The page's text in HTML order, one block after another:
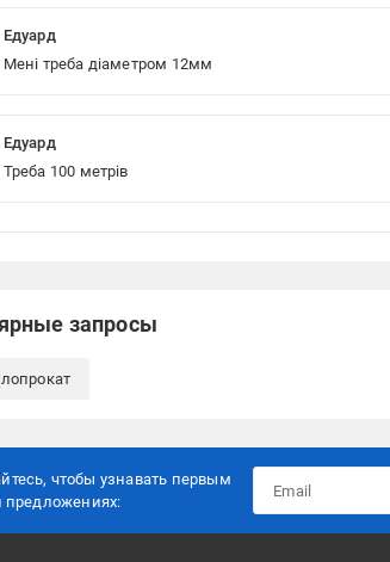
Едуард
Мені треба діаметром 12мм
Едуард
Треба 100 метрів
запросы
чтобы узнавать первым
предложениях: